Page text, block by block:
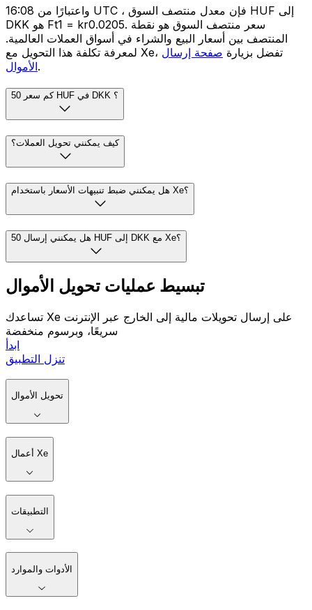
واعتبارًا من 16:08 UTC ، فإن معدل منتصف السوق HUF إلى
DKK هو Ft1 = kr0.0205. سعر منتصف السوق هو نقطة
المنتصف بين أسعار البيع والشراء في أسواق العملات العالمية.
لمعرفة تكلفة هذا التحويل مع Xe، تفضل بزيارة صفحة إرسال
الأموال.
كم سعر 50 HUF في DKK ؟
كيف يمكنني تحويل العملات؟
هل يمكنني ضبط تنبيهات الأسعار باستخدام Xe؟
هل يمكنني إرسال 50 HUF إلى DKK مع Xe؟
تبسيط عمليات تحويل الأموال
تساعدك Xe على إرسال تحويلات مالية إلى الخارج عبر الإنترنت
سريعًا، وبرسوم منخفضة
ابدأ
تنزل التطبيق
تحويل الأموال
أعمال Xe
التطبيقات
الأدوات والموارد